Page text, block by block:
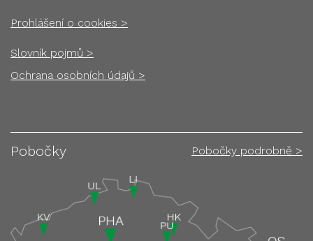
Prohlášení o cookies >
Slovník pojmů >
Ochrana osobních údajů >
Pobočky Pobočky podrobně >